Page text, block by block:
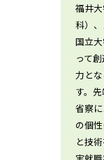
福井
科）
国立
って
力と
す。
省察
の個
と技